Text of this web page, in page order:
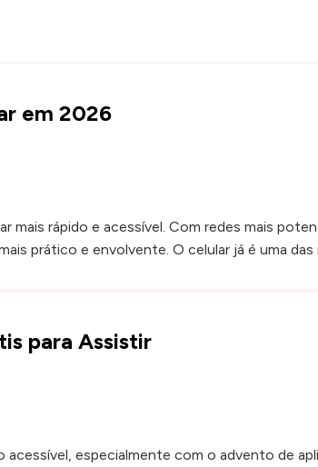
em 2026
rápido e acessível. Com redes mais
prático e envolvente. O celular já é uma
para Assistir
especialmente com o advento de